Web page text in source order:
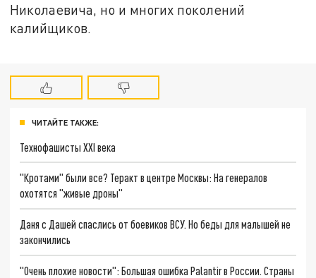
Николаевича, но и многих поколений
калийщиков.
ЧИТАЙТЕ ТАКЖЕ:
Технофашисты XXI века
"Кротами" были все? Теракт в центре Москвы: На генералов
охотятся "живые дроны"
Даня с Дашей спаслись от боевиков ВСУ. Но беды для малышей не
закончились
"Очень плохие новости": Большая ошибка Palantir в России. Страны